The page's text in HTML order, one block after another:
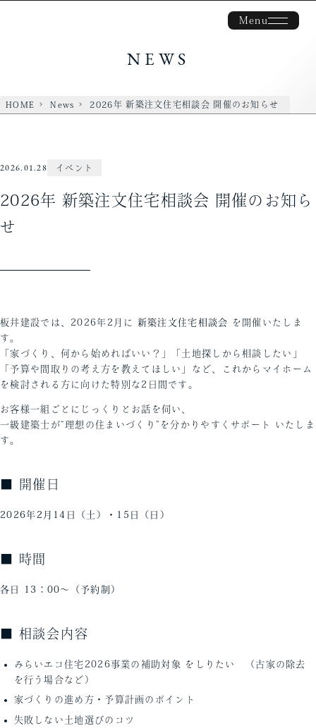
Menu
NEWS
HOME News 2026年 新築注文住宅相談会 開催のお知らせ
2026.01.28 イベント
2026年 新築注文住宅相談会 開催のお知ら
せ
板井建設では、2026年2月に 新築注文住宅相談会
を開催いたしま
す。
「家づくり、何から始めればいい？」「土地探しから相談したい」
「予算や間取りの考え方を教えてほしい」など、これからマイホーム
を検討される方に向けた特別な2日間です。
お客様一組ごとにじっくりとお話を伺い、
一級建築士が“理想の住まいづくり”を分かりやすくサポート いたしま
す。
■ 開催日
2026年2月14日（土）・15日（日）
■ 時間
各日 13：00〜（予約制）
■ 相談会内容
みらいエコ住宅2026事業の補助対象 をしりたい （古家の除去
を行う場合など）
家づくりの進め方・予算計画のポイント
失敗しない土地選びのコツ